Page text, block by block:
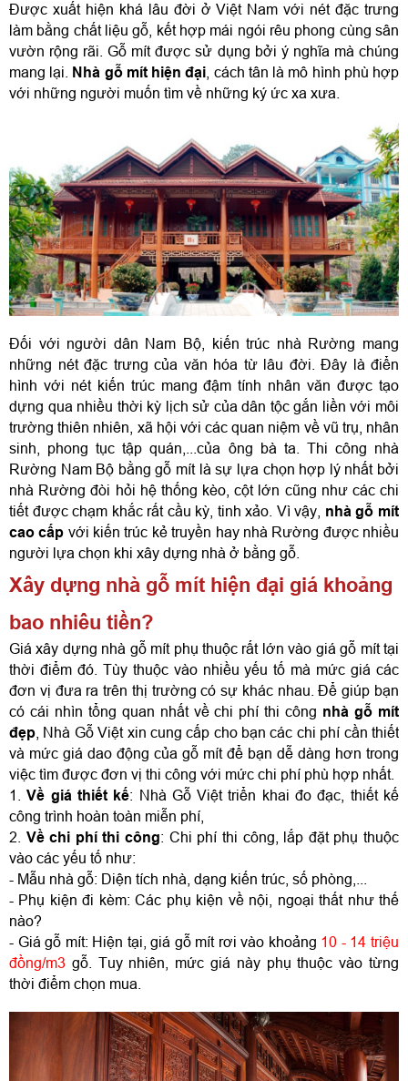
Được xuất hiện khá lâu đời ở Việt Nam với nét đặc trưng
làm bằng chất liệu gỗ, kết hợp mái ngói rêu phong cùng sân
vườn rộng rãi. Gỗ mít được sử dụng bởi ý nghĩa mà chúng
mang lại.
Nhà gỗ mít hiện đại , cách tân là mô hình phù hợp
với những người muốn tìm về những ký ức xa xưa.
Đối với người dân Nam Bộ, kiến trúc nhà Rường mang
những nét đặc trưng của văn hóa từ lâu đời. Đây là điển
hình với nét kiến trúc mang đậm tính nhân văn được tạo
dựng qua nhiều thời kỳ lịch sử của dân tộc gắn liền với môi
trường thiên nhiên, xã hội với các quan niệm về vũ trụ, nhân
sinh, phong tục tập quán,...của ông bà ta. Thi công nhà
Rường Nam Bộ bằng gỗ mít là sự lựa chọn hợp lý nhất bởi
nhà Rường đòi hỏi hệ thống kèo, cột lớn cũng như các chi
tiết được chạm khắc rất cầu kỳ, tinh xảo. Vì vậy, nhà gỗ mít
cao cấp với kiến trúc kẻ truyền hay nhà Rường được nhiều
người lựa chọn khi xây dựng nhà ở bằng gỗ.
Xây dựng nhà gỗ mít hiện đại giá khoảng
bao nhiêu tiền?
Giá xây dựng nhà gỗ mít phụ thuộc rất lớn vào giá gỗ mít tại
thời điểm đó. Tùy thuộc vào nhiều yếu tố mà mức giá các
đơn vị đưa ra trên thị trường có sự khác nhau. Để giúp bạn
có cái nhìn tổng quan nhất về chi phí thi công nhà gỗ mít
đẹp , Nhà Gỗ Việt xin cung cấp cho bạn các chi phí cần thiết
và mức giá dao động của gỗ mít để bạn dễ dàng hơn trong
việc tìm được đơn vị thi công với mức chi phí phù hợp nhất.
1. Về giá thiết kế: Nhà Gỗ Việt triển khai đo đạc, thiết kế
công trình hoàn toàn miễn phí,
2. Về chi phí thi công: Chi phí thi công, lắp đặt phụ thuộc
vào các yếu tố như:
- Mẫu nhà gỗ: Diện tích nhà, dạng kiến trúc, số phòng,...
- Phụ kiện đi kèm: Các phụ kiện về nội, ngoại thất như thế
nào?
- Giá gỗ mít: Hiện tại, giá gỗ mít rơi vào khoảng 10 - 14 triệu
đồng/m3 gỗ. Tuy nhiên, mức giá này phụ thuộc vào từng
thời điểm chọn mua.